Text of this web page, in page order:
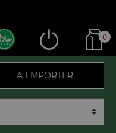
0
A EMPORTER